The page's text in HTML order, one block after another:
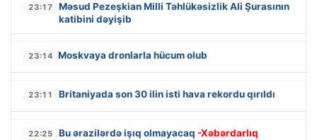
23:17
Məsud Pezeşkian Milli Təhlükəsizlik Ali Şurasının
katibini dəyişib
23:14 Moskvaya dronlarla hücum olub
23:11 Britaniyada son 30 ilin isti hava rekordu qırıldı
22:25 Bu ərazilərdə işıq olmayacaq -Xəbərdarlıq